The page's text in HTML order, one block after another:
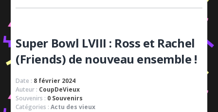
Super Bowl LVIII : Ross et Rachel
(Friends) de nouveau ensemble !
Date : 8 février 2024
Auteur : CoupDeVieux
Souvenirs : 0 Souvenirs
Catégories :Actu des vieux